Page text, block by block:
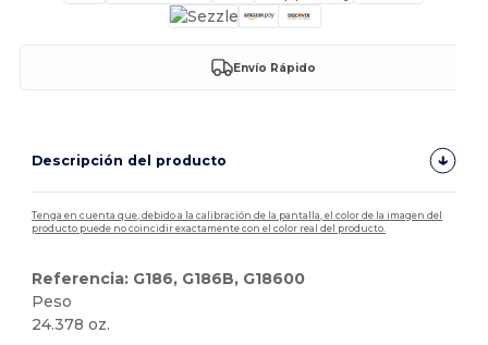
Envío Rápido
Descripción del producto
Tenga en cuenta que, debido a la calibración de la pantalla, el color de la imagen del
producto puede no coincidir exactamente con el color real del producto.
Referencia: G186, G186B, G18600
Peso
24.378 oz.